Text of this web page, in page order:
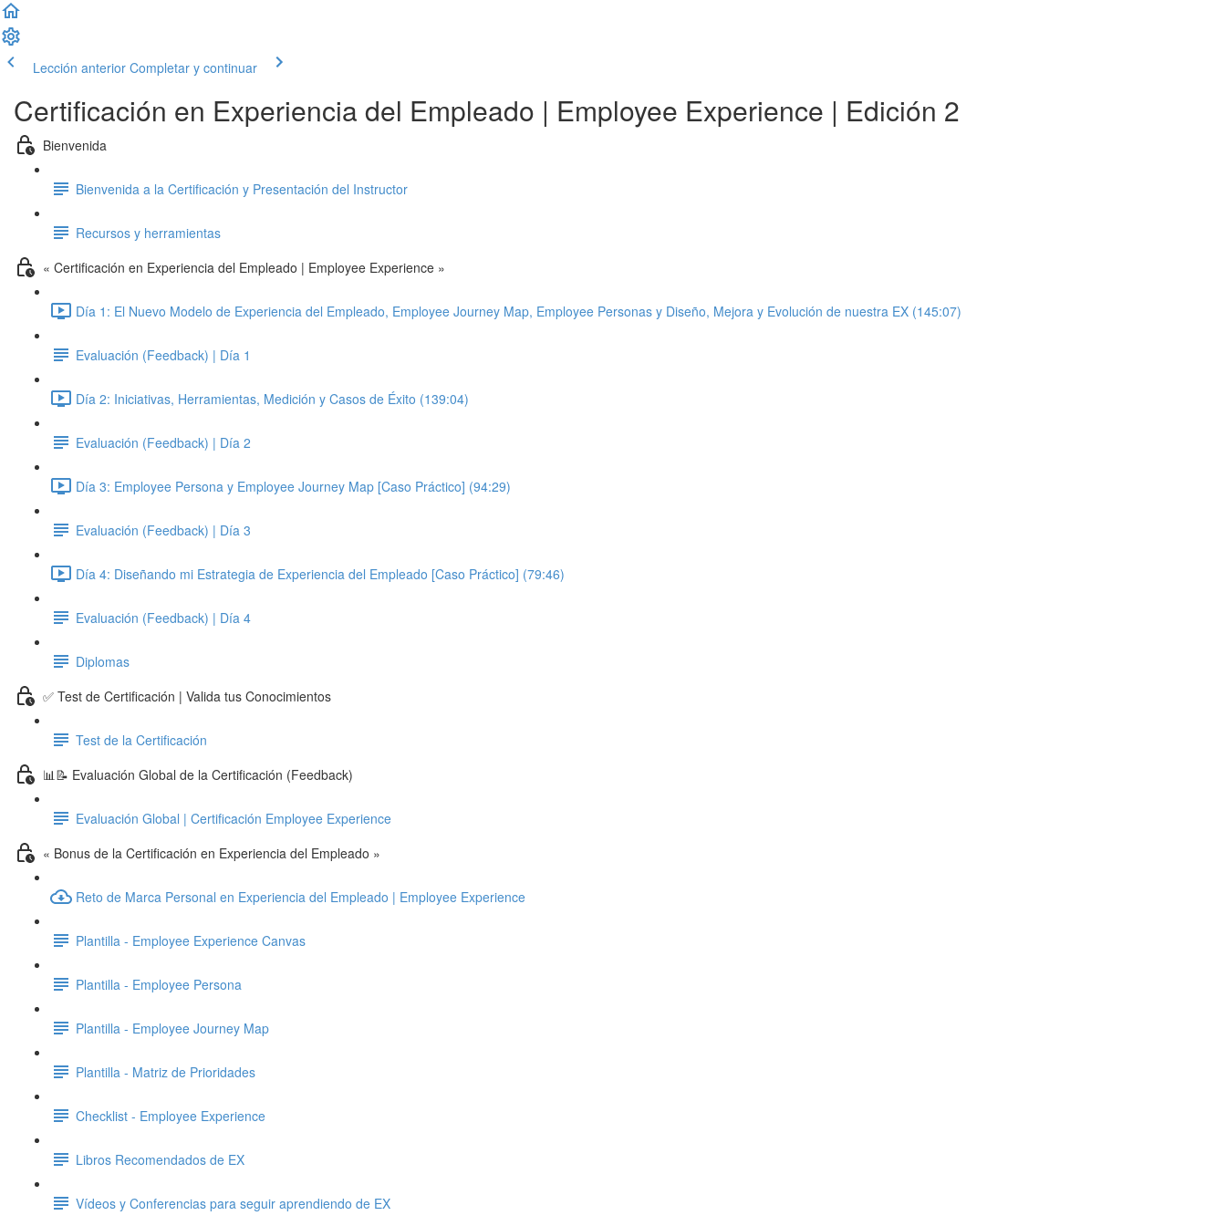
Lección anterior Completar y continuar
Certificación en Experiencia del Empleado | Employee Experience | Edición 2
Bienvenida
Bienvenida a la Certificación y Presentación del Instructor
Recursos y herramientas
« Certificación en Experiencia del Empleado | Employee Experience »
Día 1: El Nuevo Modelo de Experiencia del Empleado, Employee Journey Map, Employee Personas y Diseño, Mejora y Evolución de nuestra EX (145:07)
Evaluación (Feedback) | Día 1
Día 2: Iniciativas, Herramientas, Medición y Casos de Éxito (139:04)
Evaluación (Feedback) | Día 2
Día 3: Employee Persona y Employee Journey Map [Caso Práctico] (94:29)
Evaluación (Feedback) | Día 3
Día 4: Diseñando mi Estrategia de Experiencia del Empleado [Caso Práctico] (79:46)
Evaluación (Feedback) | Día 4
Diplomas
✅ Test de Certificación | Valida tus Conocimientos
Test de la Certificación
📊📝 Evaluación Global de la Certificación (Feedback)
Evaluación Global | Certificación Employee Experience
« Bonus de la Certificación en Experiencia del Empleado »
Reto de Marca Personal en Experiencia del Empleado | Employee Experience
Plantilla - Employee Experience Canvas
Plantilla - Employee Persona
Plantilla - Employee Journey Map
Plantilla - Matriz de Prioridades
Checklist - Employee Experience
Libros Recomendados de EX
Vídeos y Conferencias para seguir aprendiendo de EX